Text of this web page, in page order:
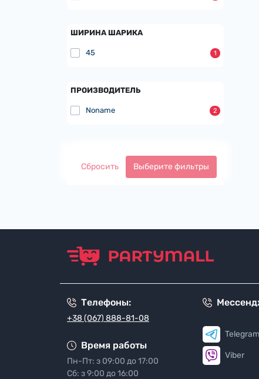
ШИРИНА ШАРИКА
45 1
ПРОИЗВОДИТЕЛЬ
Noname 2
Сбросить Выберите фильтры
Телефоны:
+38 (067) 888-81-08
Время работы
Пн-Пт: з 09:00 до 17:00
Сб: з 9:00 до 16:00
Telegram
Viber